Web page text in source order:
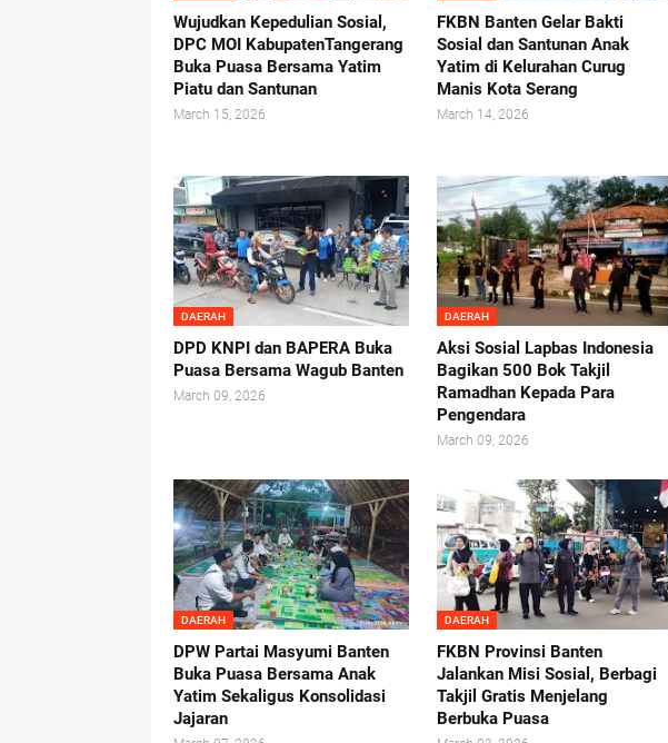
Wujudkan Kepedulian Sosial,
DPC MOI KabupatenTangerang
Buka Puasa Bersama Yatim
Piatu dan Santunan
March 15, 2026
FKBN Banten Gelar Bakti
Sosial dan Santunan Anak
Yatim di Kelurahan Curug
Manis Kota Serang
March 14, 2026
DAERAH
DPD KNPI dan BAPERA Buka
Puasa Bersama Wagub Banten
March 09, 2026
DAERAH
Aksi Sosial Lapbas Indonesia
Bagikan 500 Bok Takjil
Ramadhan Kepada Para
Pengendara
March 09, 2026
DAERAH
DPW Partai Masyumi Banten
Buka Puasa Bersama Anak
Yatim Sekaligus Konsolidasi
Jajaran
DAERAH
FKBN Provinsi Banten
Jalankan Misi Sosial, Berbagi
Takjil Gratis Menjelang
Berbuka Puasa